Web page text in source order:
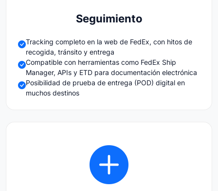
Seguimiento
Tracking completo en la web de FedEx, con hitos de
recogida, tránsito y entrega
Compatible con herramientas como FedEx Ship
Manager, APIs y ETD para documentación electrónica
Posibilidad de prueba de entrega (POD) digital en
muchos destinos